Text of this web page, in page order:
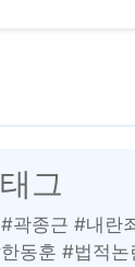
그
곽종근 #내란
동훈 #법적